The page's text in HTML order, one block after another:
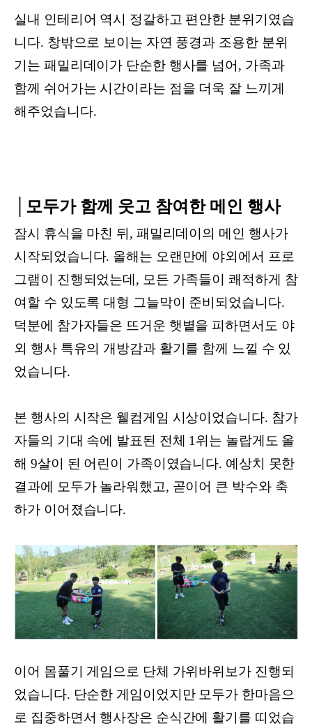
실내 인테리어 역시 정갈하고 편안한 분위기였습
니다. 창밖으로 보이는 자연 풍경과 조용한 분위
기는 패밀리데이가 단순한 행사를 넘어, 가족과
함께 쉬어가는 시간이라는 점을 더욱 잘 느끼게
해주었습니다.
│모두가 함께 웃고 참여한 메인 행사
잠시 휴식을 마친 뒤, 패밀리데이의 메인 행사가
시작되었습니다. 올해는 오랜만에 야외에서 프로
그램이 진행되었는데, 모든 가족들이 쾌적하게 참
여할 수 있도록 대형 그늘막이 준비되었습니다.
덕분에 참가자들은 뜨거운 햇볕을 피하면서도 야
외 행사 특유의 개방감과 활기를 함께 느낄 수 있
었습니다.
본 행사의 시작은 웰컴게임 시상이었습니다. 참가
자들의 기대 속에 발표된 전체 1위는 놀랍게도 올
해 9살이 된 어린이 가족이였습니다. 예상치 못한
결과에 모두가 놀라워했고, 곧이어 큰 박수와 축
하가 이어졌습니다.
이어 몸풀기 게임으로 단체 가위바위보가 진행되
었습니다. 단순한 게임이었지만 모두가 한마음으
로 집중하면서 행사장은 순식간에 활기를 띠었습